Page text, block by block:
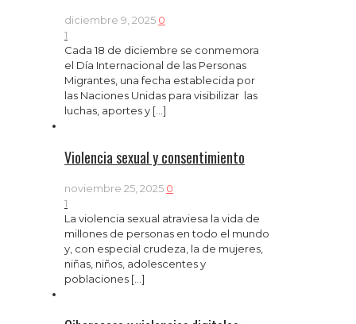
diciembre 9, 2025 0
1
Cada 18 de diciembre se conmemora
el Día Internacional de las Personas
Migrantes, una fecha establecida por
las Naciones Unidas para visibilizar las
luchas, aportes y […]
Violencia sexual y consentimiento
noviembre 25, 2025 0
1
La violencia sexual atraviesa la vida de
millones de personas en todo el mundo
y, con especial crudeza, la de mujeres,
niñas, niños, adolescentes y
poblaciones […]